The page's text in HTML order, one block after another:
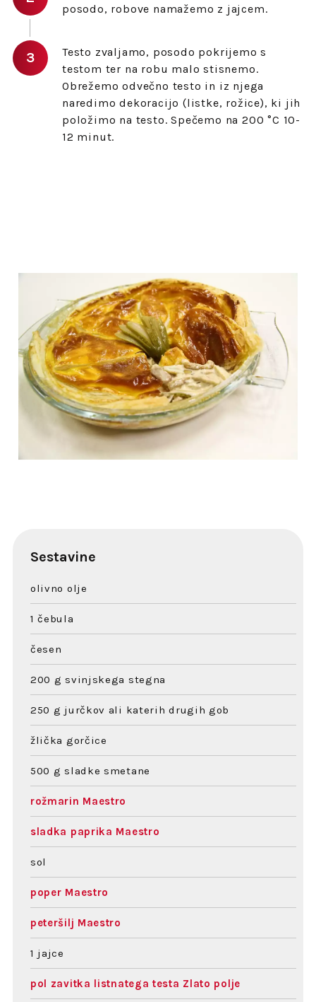
posodo, robove namažemo z jajcem.
Testo zvaljamo, posodo pokrijemo s
testom ter na robu malo stisnemo.
Obrežemo odvečno testo in iz njega
naredimo dekoracijo (listke, rožice), ki jih
položimo na testo. Spečemo na 200 °C 10-
12 minut.
Sestavine
olivno olje
1 čebula
česen
200 g svinjskega stegna
250 g jurčkov ali katerih drugih gob
žlička gorčice
500 g sladke smetane
rožmarin Maestro
sladka paprika Maestro
sol
poper Maestro
peteršilj Maestro
1 jajce
pol zavitka listnatega testa Zlato polje